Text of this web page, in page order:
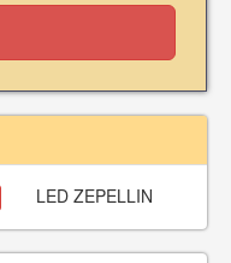
LED ZEPELLIN